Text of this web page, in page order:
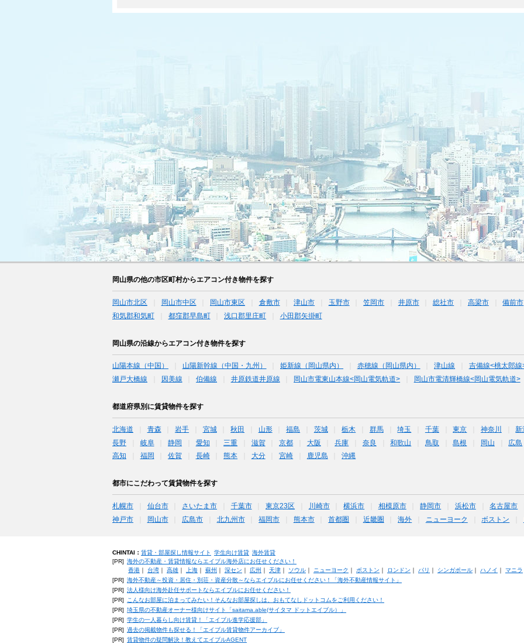
岡山県の他の市区町村からエアコン付き物件を探す
岡山市北区 岡山市中区 岡山市東区 倉敷市 津山市 玉野市 笠岡市 井原市 総社市 高梁市 備前市
和気郡和気町
都窪郡早島町 浅口郡里庄町 小田郡矢掛町
岡山県の沿線からエアコン付き物件を探す
山陽本線（中国） 山陽新幹線（中国・九州） 姫新線（岡山県内） 赤穂線（岡山県内） 津山線 吉備線<桃太郎線
瀬戸大橋線
因美線 伯備線 井原鉄道井原線 岡山市電東山本線<岡山電気軌道> 岡山市電清輝橋線<岡山電気軌道>
都道府県別に賃貸物件を探す
北海道 青森 岩手 宮城 秋田 山形 福島 茨城 栃木 群馬 埼玉 千葉 東京 神奈川 新
長野
岐阜 静岡 愛知 三重 滋賀 京都 大阪 兵庫 奈良 和歌山 鳥取 島根 岡山 広島
高知
福岡 佐賀 長崎 熊本 大分 宮崎 鹿児島 沖縄
都市にこだわって賃貸物件を探す
札幌市 仙台市 さいたま市 千葉市 東京23区 川崎市 横浜市 相模原市 静岡市 浜松市 名古屋市
神戸市
岡山市 広島市 北九州市 福岡市 熊本市 首都圏 近畿圏 海外 ニューヨーク ボストン
CHINTAI： 賃貸・部屋探し情報サイト 学生向け賃貸 海外賃貸
[PR] 海外の不動産・賃貸情報ならエイブル海外店にお任せください！
香港｜ 台湾｜ 高雄｜ 上海｜ 蘇州 ｜ 深セン ｜ 広州 ｜ 天津｜ ソウル｜ ニューヨーク ｜ ボストン ｜ ロンドン ｜ パリ ｜ シンガポール｜ ハノイ ｜ マニラ
[PR] 海外不動産～投資・居住・別荘・資産分散～ならエイブルにお任せください！「海外不動産情報サイト」
[PR] 法人様向け海外赴任サポートならエイブルにお任せください！
[PR]
こんなお部屋に泊まってみたい！そんなお部屋探しは、おもてなしドットコムをご利用ください！
[PR] 埼玉県の不動産オーナー様向けサイト「saitama.able(サイタマ ドットエイブル）」
[PR] 学生の一人暮らし向け賃貸！「エイブル進学応援部」
[PR] 過去の掲載物件も探せる！「エイブル賃貸物件アーカイブ」
[PR] 賃貸物件の疑問解決！教えてエイブルAGENT